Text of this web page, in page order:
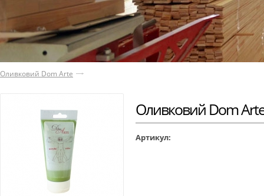
Оливковий Dom Arte
Оливковий Dom
Артикул: